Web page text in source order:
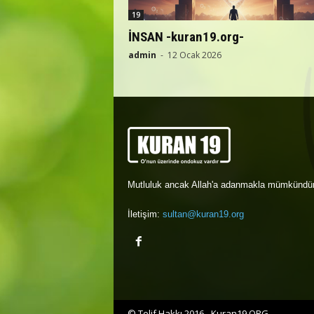
19
İNSAN -kuran19.org-
admin - 12 Ocak 2026
Mutluluk ancak Allah'a adanmakla
İletişim: sultan@kuran19.org